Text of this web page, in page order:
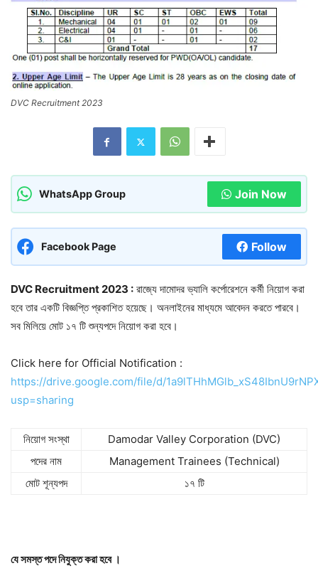
DVC Recruitment 2023
WhatsApp Group Join Now
Facebook Page Follow
DVC Recruitment 2023 : রাজ্যে দামোদর ভ্যালি কর্পোরেশনে কর্মী নিয়োগ করা
হবে তার একটি বিজ্ঞপ্তি প্রকাশিত হয়েছে। অনলাইনের মাধ্যমে আবেদন করতে পারবে।
সব মিলিয়ে মোট ১৭ টি শুন্যপদে নিয়োগ করা হবে।
Click here for Official Notification :
https://drive.google.com/file/d/
usp=sharing
নিয়োগ সংস্থা
Damodar Valley Corporation (DVC)
পদের নাম
Management Trainees (Technical)
মোট শূন্যপদ
১৭ টি
যে সমস্ত পদে নিযুক্ত করা হবে ।